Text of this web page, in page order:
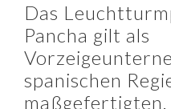
Das
Pancha gilt als
spanischen